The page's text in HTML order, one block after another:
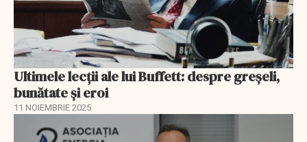
Ultimele lecții ale lui Buffett: despre greșeli,
bunătate și eroi
11 NOIEMBRIE 2025